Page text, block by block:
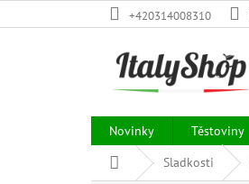
na
+420314008310
Novinky Těstoviny
Domů
Sladkosti